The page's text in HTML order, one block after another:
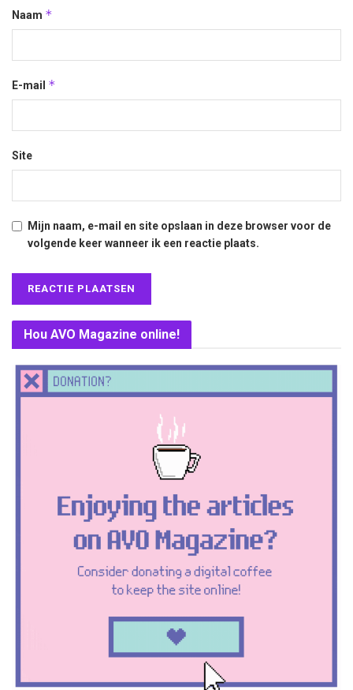
Naam *
E-mail *
Site
Mijn naam, e-mail en site opslaan in deze browser voor de
volgende keer wanneer ik een reactie plaats.
Hou AVO Magazine online!